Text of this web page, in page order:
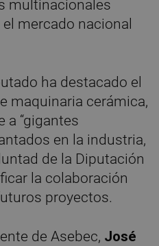
multinacionales
mercado nacional
ha destacado el
maquinaria cerámica,
a “gigantes
en la industria,
de la Diputación
la colaboración
proyectos.
de Asebec, José